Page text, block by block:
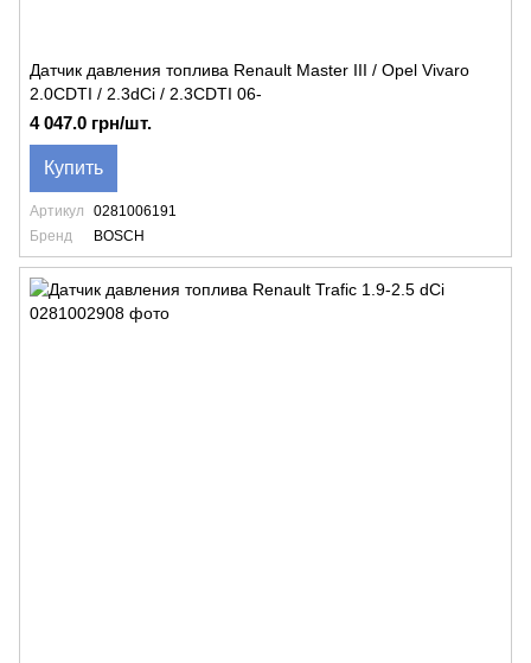
Датчик давления топлива Renault Master III / Opel Vivaro
2.0CDTI / 2.3dCi / 2.3CDTI 06-
4 047.0 грн/шт.
Купить
Артикул
0281006191
Бренд
BOSCH